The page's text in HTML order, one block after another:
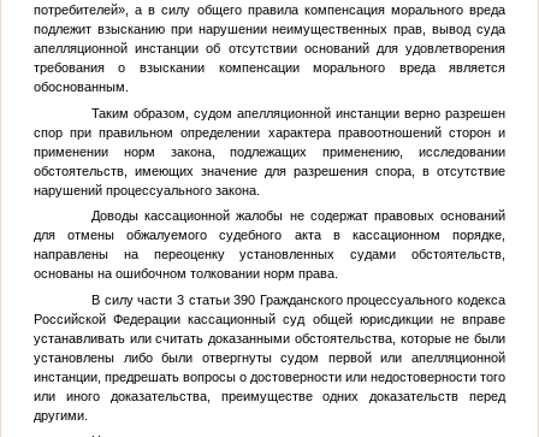
потребителей», а в силу общего правила компенсация морального вреда
подлежит взысканию при нарушении неимущественных прав, вывод суда
апелляционной инстанции об отсутствии оснований для удовлетворения
требования о взыскании компенсации морального вреда является
обоснованным.
Таким образом, судом апелляционной инстанции верно разрешен
спор при правильном определении характера правоотношений сторон и
применении норм закона, подлежащих применению, исследовании
обстоятельств, имеющих значение для разрешения спора, в отсутствие
нарушений процессуального закона.
Доводы кассационной жалобы не содержат правовых оснований
для отмены обжалуемого судебного акта в кассационном порядке,
направлены на переоценку установленных судами обстоятельств,
основаны на ошибочном толковании норм права.
В силу части 3 статьи 390 Гражданского процессуального кодекса
Российской Федерации кассационный суд общей юрисдикции не вправе
устанавливать или считать доказанными обстоятельства, которые не были
установлены либо были отвергнуты судом первой или апелляционной
инстанции, предрешать вопросы о достоверности или недостоверности того
или иного доказательства, преимуществе одних доказательств перед
другими.